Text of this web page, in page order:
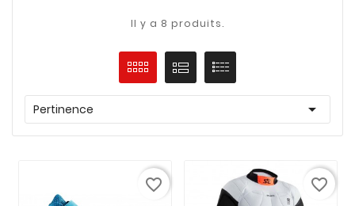
Il y a 8 produits.
Pertinence 
favorite_border favorite_border